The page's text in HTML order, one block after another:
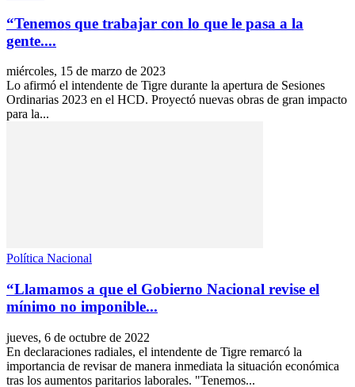
“Tenemos que trabajar con lo que le pasa a la
gente....
miércoles, 15 de marzo de 2023
Lo afirmó el intendente de Tigre durante la apertura de Sesiones
Ordinarias 2023 en el HCD. Proyectó nuevas obras de gran impacto
para la...
Política Nacional
“Llamamos a que el Gobierno Nacional revise el
mínimo no imponible...
jueves, 6 de octubre de 2022
En declaraciones radiales, el intendente de Tigre remarcó la
importancia de revisar de manera inmediata la situación económica
tras los aumentos paritarios laborales. "Tenemos...